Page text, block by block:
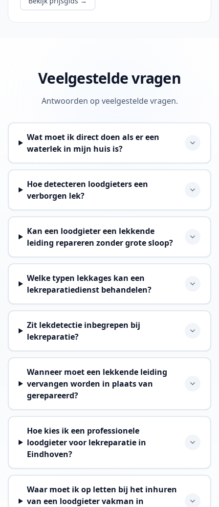
Veelgestelde vragen
Antwoorden op veelgestelde vragen.
Wat moet ik direct doen als er een
waterlek in mijn huis is?
Hoe detecteren loodgieters een
verborgen lek?
Kan een loodgieter een lekkende
leiding repareren zonder grote sloop?
Welke typen lekkages kan een
lekreparatiedienst behandelen?
Zit lekdetectie inbegrepen bij
lekreparatie?
Wanneer moet een lekkende leiding
vervangen worden in plaats van
gerepareerd?
Hoe kies ik een professionele
loodgieter voor lekreparatie in
Eindhoven?
Waar moet ik op letten bij het inhuren
van een loodgieter vakman in